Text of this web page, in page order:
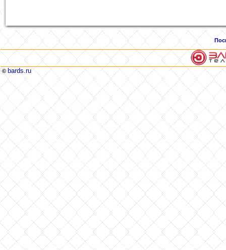
© bards.ru